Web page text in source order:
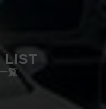
LIST
覧